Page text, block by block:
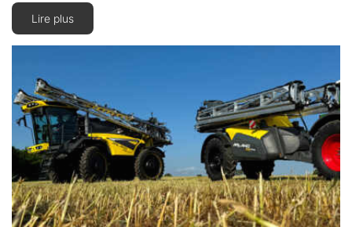
Lire plus